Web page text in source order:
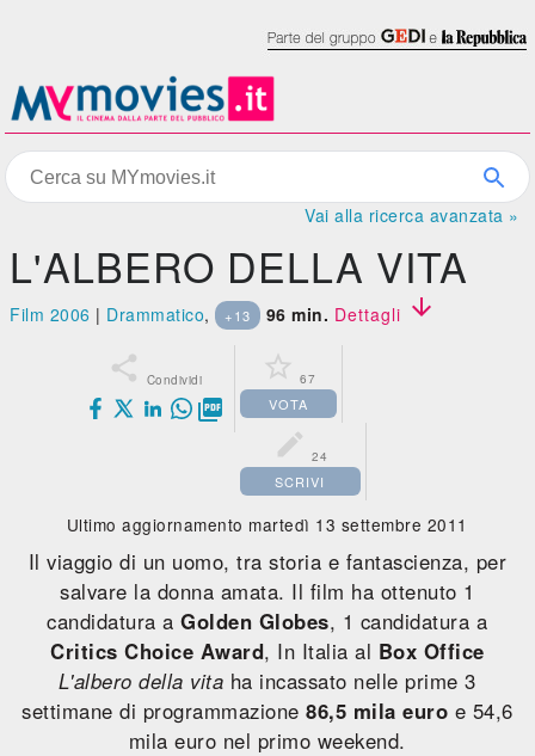
Vai alla ricerca avanzata »
L'ALBERO DELLA VITA
Film 2006 | Drammatico, +13 96 min. Dettagli 
 Condividi

 67
VOTA
 24
SCRIVI
Ultimo aggiornamento martedì 13 settembre 2011
Il viaggio di un uomo, tra storia e fantascienza, per
salvare la donna amata. Il film ha ottenuto 1
candidatura aGolden Globes, 1 candidatura a
Critics Choice Award, In Italia al Box Office
L'albero della vita ha incassato nelle prime 3
settimane di programmazione86,5 mila euro e 54,6
mila euro nel primo weekend.